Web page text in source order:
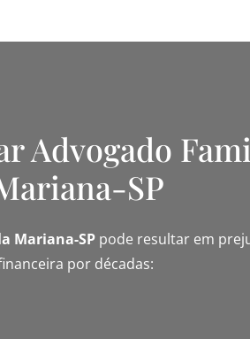
Advogado
SP
Mariana-SPpode resultar em
por décadas: